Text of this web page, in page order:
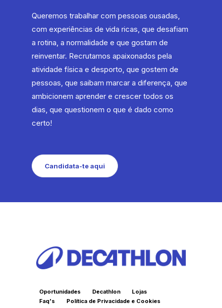
Queremos trabalhar com pessoas ousadas,
com experiências de vida ricas, que desafiam
a rotina, a normalidade e que gostam de
reinventar. Recrutamos apaixonados pela
atividade física e desporto, que gostem de
pessoas, que saibam marcar a diferença, que
ambicionem aprender e crescer todos os
dias, que questionem o que é dado como
certo!
Candidata-te aqui
Oportunidades Decathlon
Lojas
Faq's
Política de Privacidade e Cookies